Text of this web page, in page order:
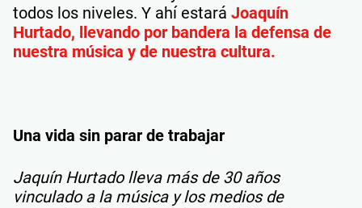
todos los niveles. Y ahí estará Joaquín
Hurtado, llevando por bandera la defensa de
nuestra música y de nuestra cultura.
Una vida sin parar de trabajar
Jaquín Hurtado lleva más de 30 años
vinculado a la música y los medios de